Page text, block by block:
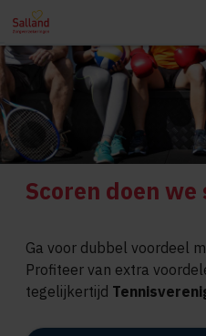
Scoren doen we
Ga voor dubbel voordeel
Profiteer van extra
tegelijkertijd